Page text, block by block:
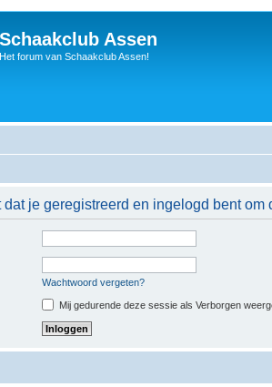
Schaakclub Assen
Het forum van Schaakclub Assen!
dat je geregistreerd en ingelogd bent
Wachtwoord vergeten?
Mij gedurende deze sessie als Verborgen